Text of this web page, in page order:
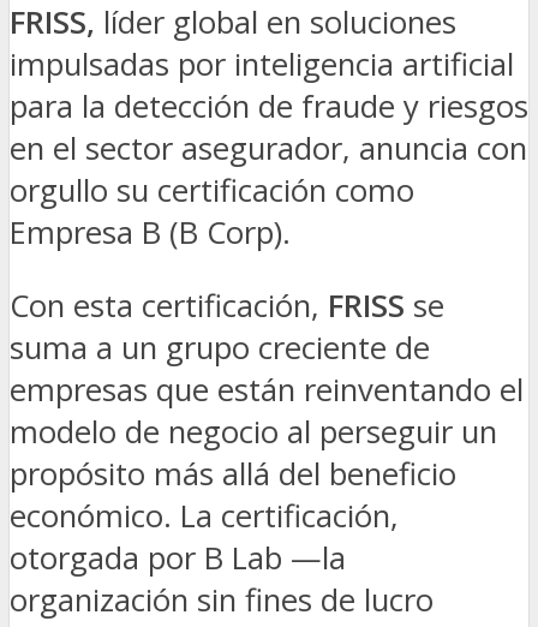
FRISS, líder global en soluciones
impulsadas por inteligencia artificial
para la detección de fraude y riesgos
en el sector asegurador, anuncia con
orgullo su certificación como
Empresa B (B Corp).
Con esta certificación, FRISS se
suma a un grupo creciente de
empresas que están reinventando el
modelo de negocio al perseguir un
propósito más allá del beneficio
económico. La certificación,
otorgada por B Lab —la
organización sin fines de lucro